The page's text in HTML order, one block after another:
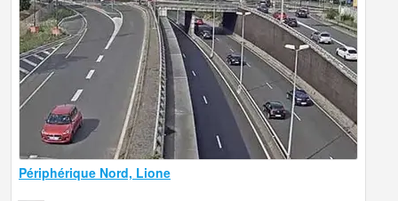
Périphérique Nord, Lione